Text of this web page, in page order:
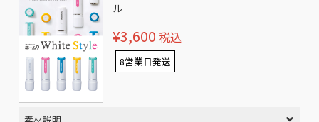
ル
¥3,600 税込
8営業日発送